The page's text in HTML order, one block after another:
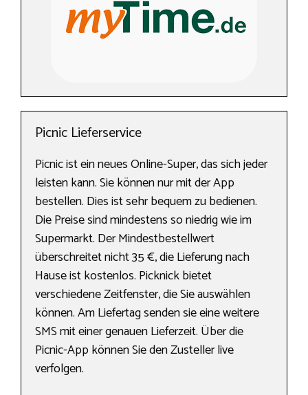
Picnic Lieferservice
Picnic ist ein neues Online-Super, das sich jeder
leisten kann. Sie können nur mit der App
bestellen. Dies ist sehr bequem zu bedienen.
Die Preise sind mindestens so niedrig wie im
Supermarkt. Der Mindestbestellwert
überschreitet nicht 35 €, die Lieferung nach
Hause ist kostenlos. Picknick bietet
verschiedene Zeitfenster, die Sie auswählen
können. Am Liefertag senden sie eine weitere
SMS mit einer genauen Lieferzeit. Über die
Picnic-App können Sie den Zusteller live
verfolgen.